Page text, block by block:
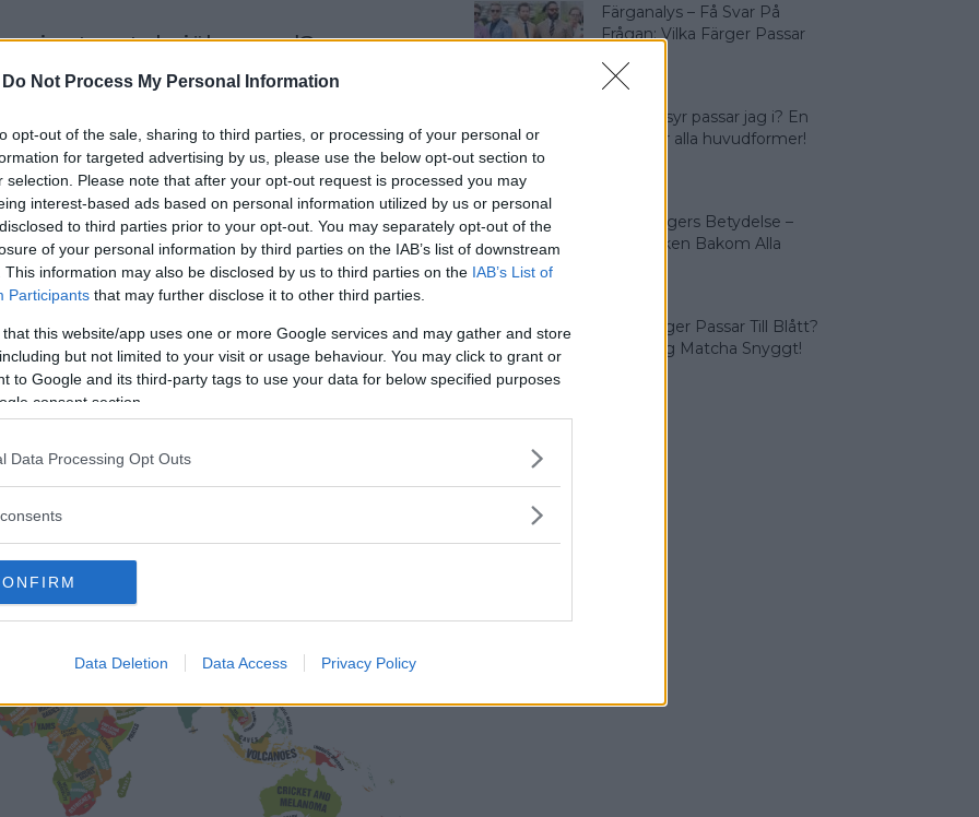
Do Not Process My Personal Information
opt-out of the sale, sharing to third parties, or processing of your personal or
for targeted advertising by us, please use the below opt-out section to
selection. Please note that after your opt-out request is processed you may
interest-based ads based on personal information utilized by us or personal
to third parties prior to your opt-out. You may separately opt-out of the
of your personal information by third parties on the IAB’s list of downstream
This information may also be disclosed by us to third parties on the IAB’s List of
Participants that may further disclose it to other third parties.
that this website/app uses one or more Google services and may gather and store
but not limited to your visit or usage behaviour. You may click to grant or
to Google and its third-party tags to use your data for below specified purposes
consent section.
Data Processing Opt Outs
Data Deletion Data Access Privacy Policy
minst antal självmord?
dyrast internet?
sekulariserat
jag säga.
ledande inom?
Färganalys – Få Svar På
Frågan: Vilka Färger Passar
Vilken frisyr passar jag i? En
guide för alla huvudformer!
Olika Färgers Betydelse –
Symboliken Bakom Alla
Vilka Färger Passar Till Blått?
Vi Lär Dig Matcha Snyggt!